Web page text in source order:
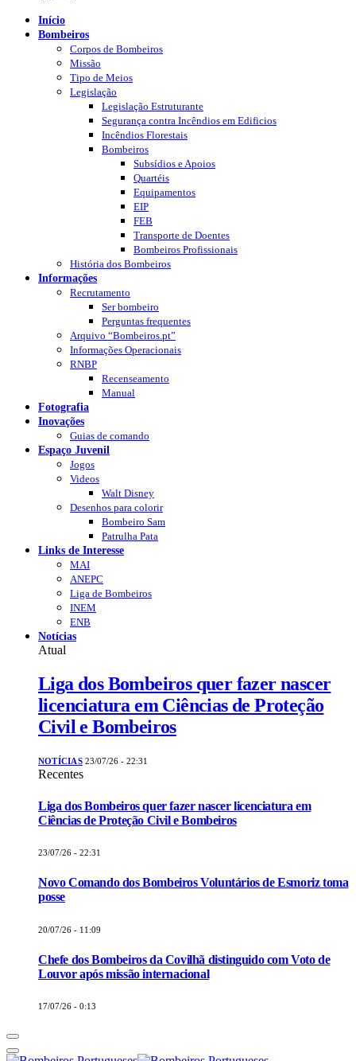
Início
Bombeiros
Corpos de Bombeiros
Missão
Tipo de Meios
Legislação
Legislação Estruturante
Segurança contra Incêndios em Edificios
Incêndios Florestais
Bombeiros
Subsídios e Apoios
Quartéis
Equipamentos
EIP
FEB
Transporte de Doentes
Bombeiros Profissionais
História dos Bombeiros
Informações
Recrutamento
Ser bombeiro
Perguntas frequentes
Arquivo “Bombeiros.pt”
Informações Operacionais
RNBP
Recenseamento
Manual
Fotografia
Inovações
Guias de comando
Espaço Juvenil
Jogos
Videos
Walt Disney
Desenhos para colorir
Bombeiro Sam
Patrulha Pata
Links de Interesse
MAI
ANEPC
Liga de Bombeiros
INEM
ENB
Notícias
Atual
Liga dos Bombeiros quer fazer nascer
licenciatura em Ciências de Proteção
Civil e Bombeiros
NOTÍCIAS 23/07/26 - 22:31
Recentes
Liga dos Bombeiros quer fazer nascer licenciatura em
Ciências de Proteção Civil e Bombeiros
23/07/26 - 22:31
Novo Comando dos Bombeiros Voluntários de Esmoriz toma
posse
20/07/26 - 11:09
Chefe dos Bombeiros da Covilhã distinguido com Voto de
Louvor após missão internacional
17/07/26 - 0:13